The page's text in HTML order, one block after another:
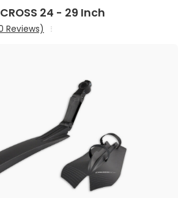
24 - 29 Inch
Reviews)